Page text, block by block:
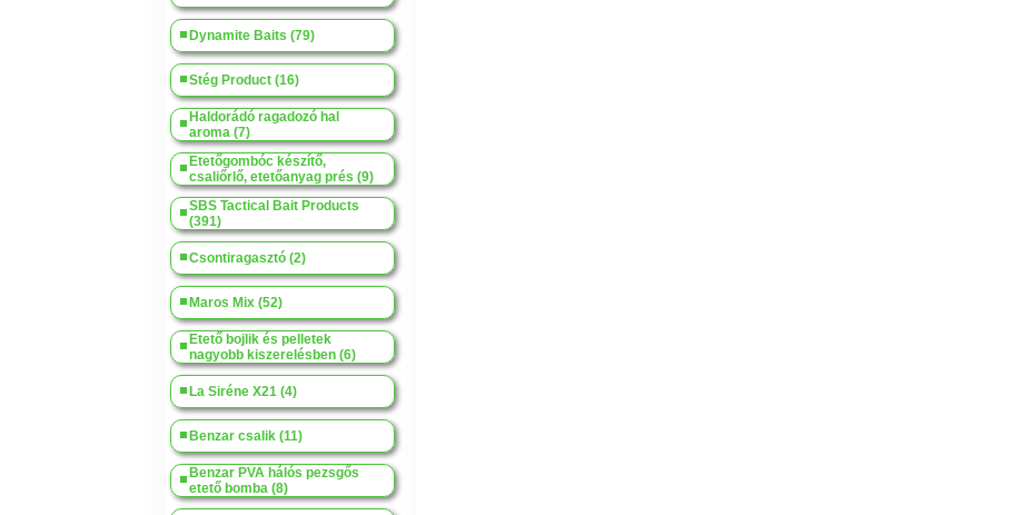
Dynamite Baits (79)
Stég Product (16)
Haldorádó ragadozó hal
aroma (7)
Etetőgombóc készítő,
csaliőrlő, etetőanyag prés (9)
SBS Tactical Bait Products
(391)
Csontiragasztó (2)
Maros Mix (52)
Etető bojlik és pelletek
nagyobb kiszerelésben (6)
La Siréne X21 (4)
Benzar csalik (11)
Benzar PVA hálós pezsgős
etető bomba (8)